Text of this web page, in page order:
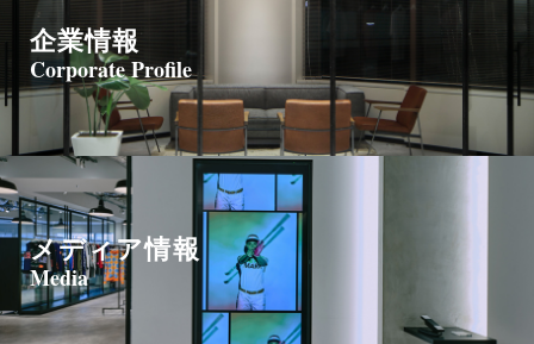
企業情報
Corporate Profile
メディア情報
Media